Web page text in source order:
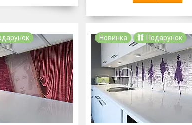
Новинка Подарунок